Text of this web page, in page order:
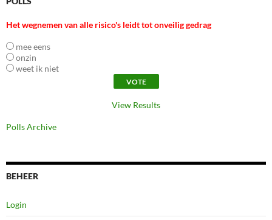
Het wegnemen van alle risico's leidt tot onveilig gedrag
mee eens
onzin
weet ik niet
View Results
Polls Archive
BEHEER
Login